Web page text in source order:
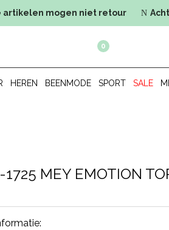
artikelen mogen niet retour N
0
HEREN BEENMODE SPORT SALE
MEY EMOTION